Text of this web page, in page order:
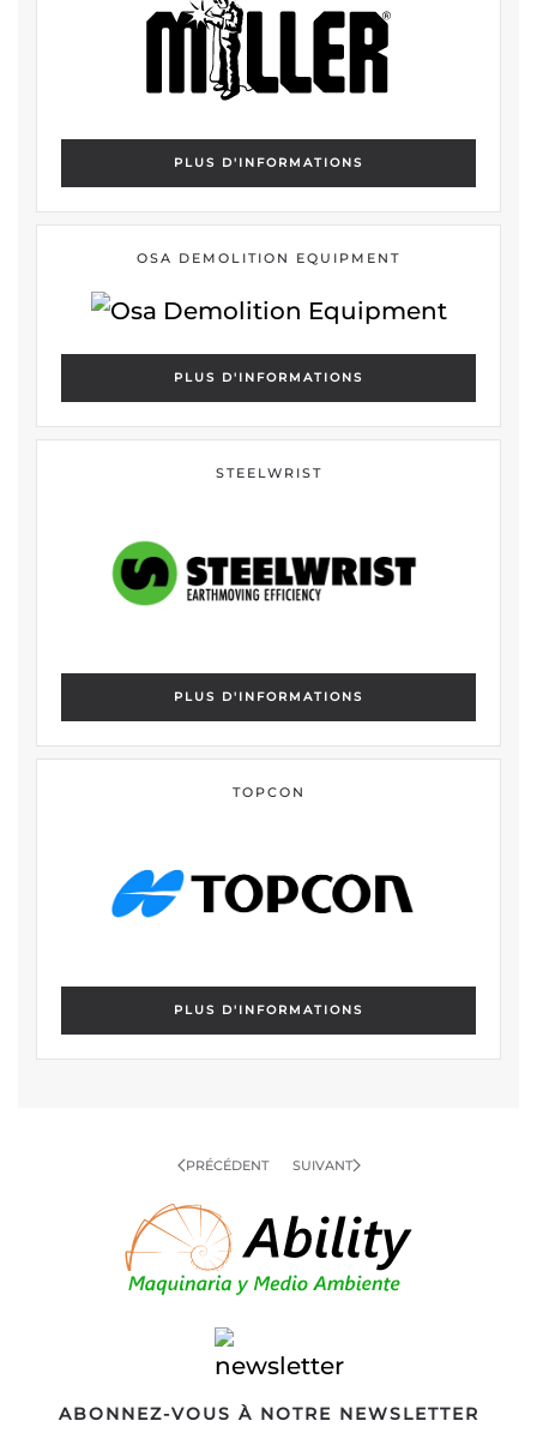
PLUS D'INFORMATIONS
OSA DEMOLITION EQUIPMENT
PLUS D'INFORMATIONS
STEELWRIST
PLUS D'INFORMATIONS
TOPCON
PLUS D'INFORMATIONS
PRÉCÉDENT SUIVANT
ABONNEZ-VOUS À NOTRE NEWSLETTER